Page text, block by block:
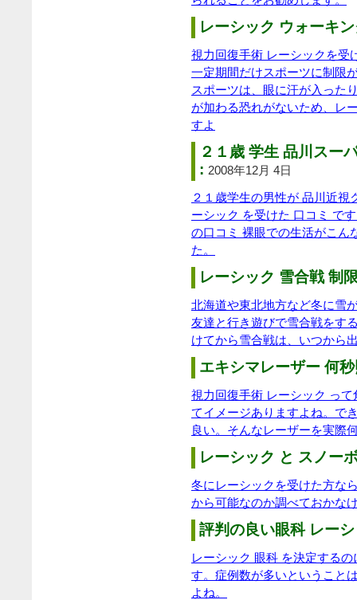
レーシック ウォーキ
視力回復手術 レーシックを受
一定期間だけスポーツに制限
スポーツは、眼に汗が入った
が加わる恐れがないため、レ
すよ
２１歳 学生 品川スー
: 2008年12月 4日
２１歳学生の男性が 品川近
ーシック を受けた 口コミ で
の口コミ 裸眼での生活がこん
た。
レーシック 雪合戦 制
北海道や東北地方など冬に雪
友達と行き遊びで雪合戦をす
けてから雪合戦は、いつから
エキシマレーザー 何
視力回復手術 レーシック っ
てイメージありますよね。で
良い。そんなレーザーを実際
レーシック と スノー
冬にレーシックを受けた方な
から可能なのか調べておかな
評判の良い眼科 レー
レーシック 眼科 を決定する
す。症例数が多いということ
よね。